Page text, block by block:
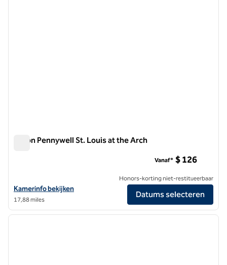
Hilton Pennywell St. Louis at the Arch
Bekijk hoteldetails voor Hilton Pennywell St. Louis at the Arch
Kamerinfo bekijken
17,88 miles
Vanaf* $ 126
Honors-korting niet-restitueerbaar
Datums selecteren
1/12
1 van 12